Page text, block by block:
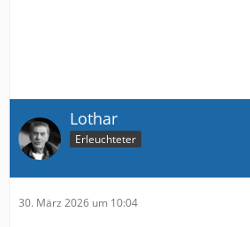
Lothar
Erleuchteter
30. März 2026 um 10:04